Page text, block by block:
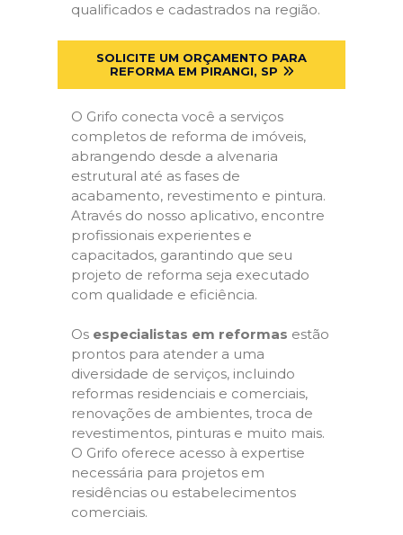
qualificados e cadastrados na região.
SOLICITE UM ORÇAMENTO PARA
REFORMA EM PIRANGI, SP
O Grifo conecta você a serviços
completos de reforma de imóveis,
abrangendo desde a alvenaria
estrutural até as fases de
acabamento, revestimento e pintura.
Através do nosso aplicativo, encontre
profissionais experientes e
capacitados, garantindo que seu
projeto de reforma seja executado
com qualidade e eficiência.
Os especialistas em reformas estão
prontos para atender a uma
diversidade de serviços, incluindo
reformas residenciais e comerciais,
renovações de ambientes, troca de
revestimentos, pinturas e muito mais.
O Grifo oferece acesso à expertise
necessária para projetos em
residências ou estabelecimentos
comerciais.